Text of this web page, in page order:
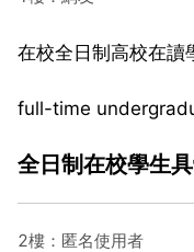
在校全日制高校在讀
full-time
全日制在校學生
2樓：匿名使用者